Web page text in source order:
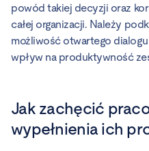
powód takiej decyzji oraz
całej organizacji. Należy
możliwość otwartego
wpływ na produktywność
Jak zachęcić
wypełnienia ich